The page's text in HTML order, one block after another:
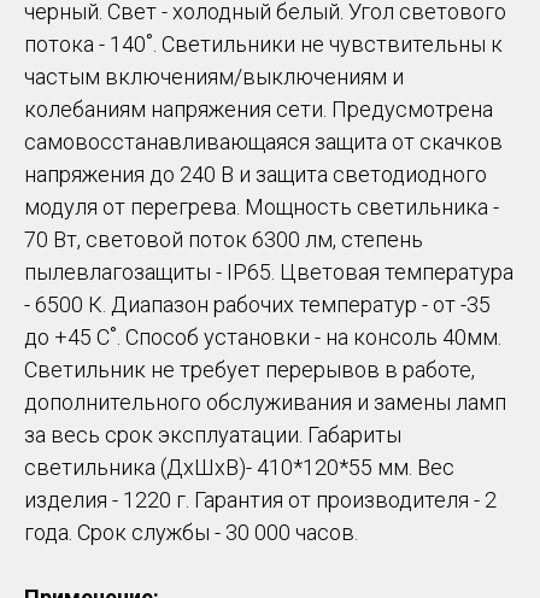
черный. Свет - холодный белый. Угол светового
потока - 140˚. Светильники не чувствительны к
частым включениям/выключениям и
колебаниям напряжения сети. Предусмотрена
самовосстанавливающаяся защита от скачков
напряжения до 240 В и защита светодиодного
модуля от перегрева. Мощность светильника -
70 Вт, световой поток 6300 лм, степень
пылевлагозащиты - IP65. Цветовая температура
- 6500 К. Диапазон рабочих температур - от -35
до +45 С˚. Способ установки - на консоль 40мм.
Светильник не требует перерывов в работе,
дополнительного обслуживания и замены ламп
за весь срок эксплуатации. Габариты
светильника (ДхШхВ)- 410*120*55 мм. Вес
изделия - 1220 г. Гарантия от производителя - 2
года. Срок службы - 30 000 часов.